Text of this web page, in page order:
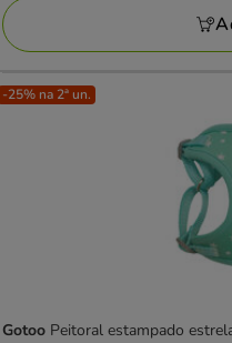
-25% na 2ª un.
Gotoo Peitoral estampado